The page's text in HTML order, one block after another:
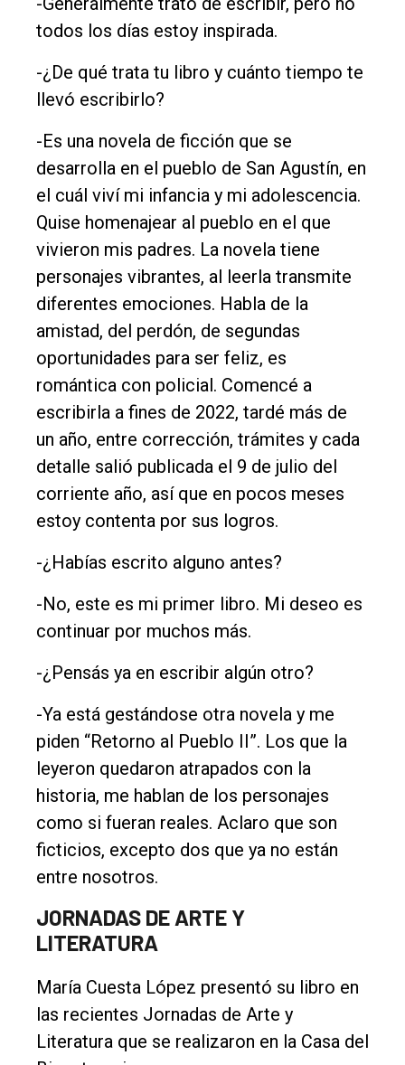
todos los días estoy inspirada.
-¿De qué trata tu libro y cuánto tiempo te
llevó escribirlo?
-Es una novela de ficción que se
desarrolla en el pueblo de San Agustín, en
el cuál viví mi infancia y mi adolescencia.
Quise homenajear al pueblo en el que
vivieron mis padres. La novela tiene
personajes vibrantes, al leerla transmite
diferentes emociones. Habla de la
amistad, del perdón, de segundas
oportunidades para ser feliz, es
romántica con policial. Comencé a
escribirla a fines de 2022, tardé más de
un año, entre corrección, trámites y cada
detalle salió publicada el 9 de julio del
corriente año, así que en pocos meses
estoy contenta por sus logros.
-¿Habías escrito alguno antes?
-No, este es mi primer libro. Mi deseo es
continuar por muchos más.
-¿Pensás ya en escribir algún otro?
-Ya está gestándose otra novela y me
piden “Retorno al Pueblo II”. Los que la
leyeron quedaron atrapados con la
historia, me hablan de los personajes
como si fueran reales. Aclaro que son
ficticios, excepto dos que ya no están
entre nosotros.
JORNADAS DE ARTE Y
LITERATURA
María Cuesta López presentó su libro en
las recientes Jornadas de Arte y
Literatura que se realizaron en la Casa del